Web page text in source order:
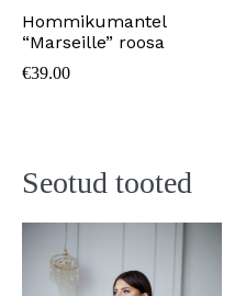
Hommikumantel
“Marseille” roosa
€39.00
Seotud tooted